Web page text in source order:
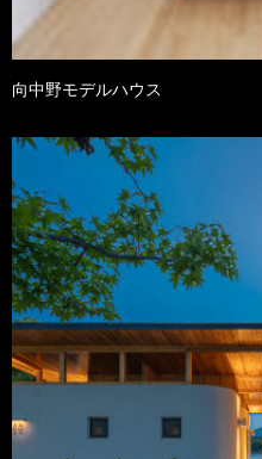
向中野モデルハウス